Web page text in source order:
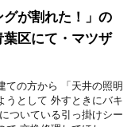
グが割れた！」の
区にて・マツザ
ての方から 「天井の照明
うとして 外すときにバキ
ついている引っ掛けシー